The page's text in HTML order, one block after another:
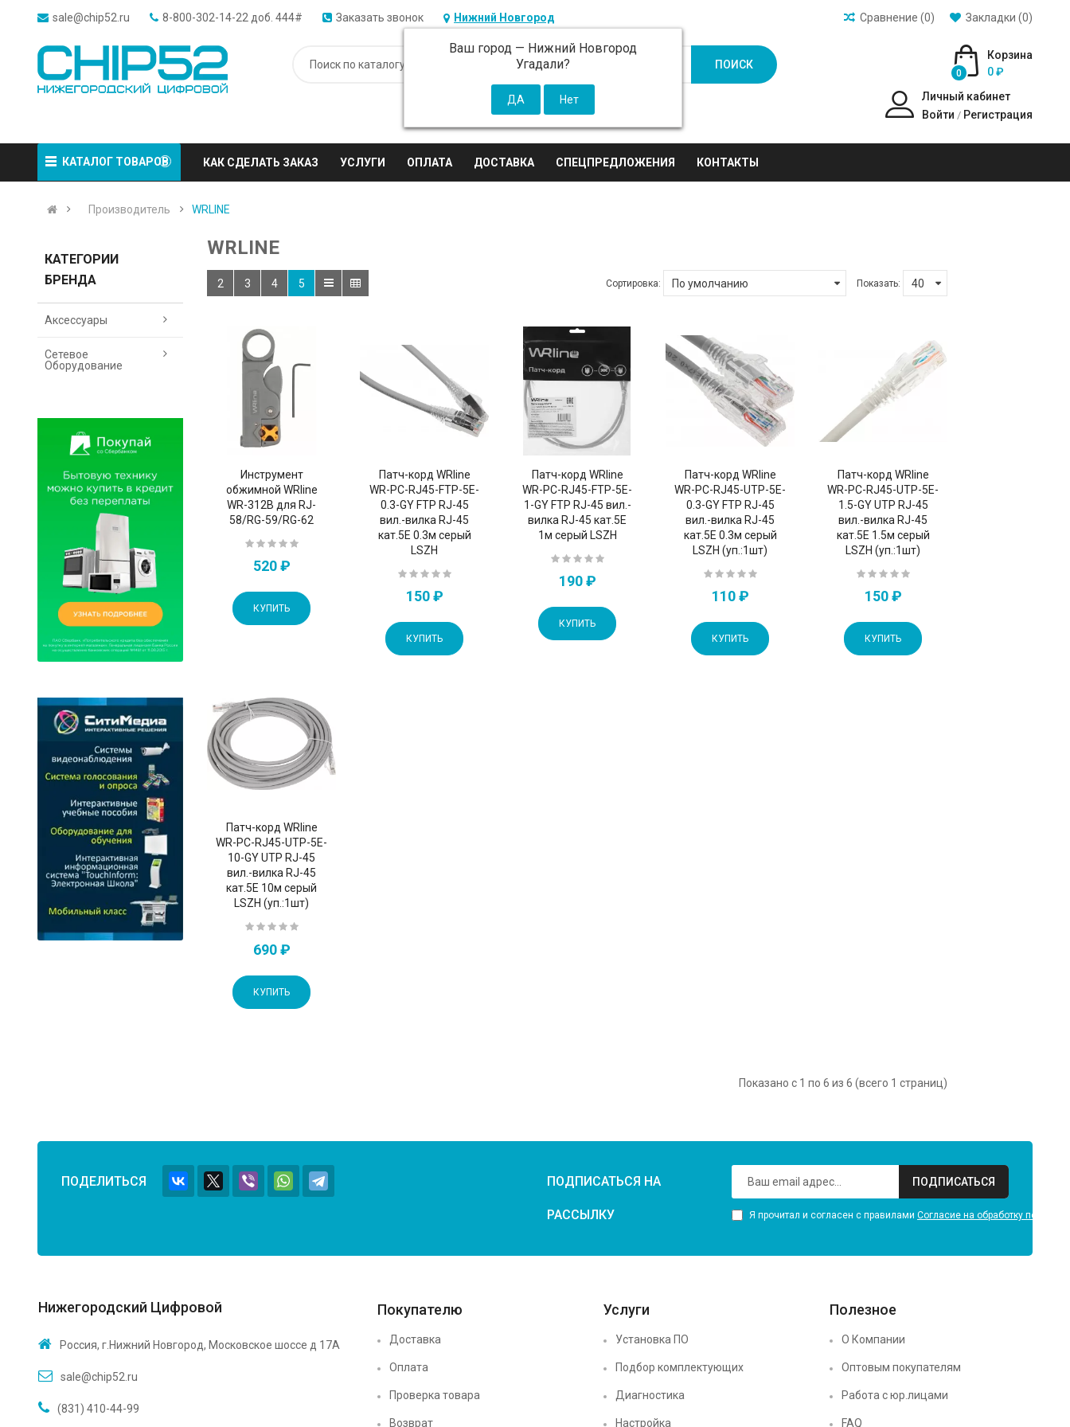
sale@chip52.ru 8-800-302-14-22 доб. 444# Заказать звонок Нижний Новгород
Ваш город — Нижний Новгород
Угадали?
Закладки (0)
Сравнение (0)
ПОИСК
Корзина
0
0 ₽
Личный кабинет
Войти / Регистрация
КАТАЛОГ ТОВАРОВ КАК СДЕЛАТЬ ЗАКАЗ УСЛУГИ ОПЛАТА ДОСТАВКА СПЕЦПРЕДЛОЖЕНИЯ КОНТАКТЫ
Производитель WRLINE
КАТЕГОРИИ
БРЕНДА
Аксессуары
Сетевое
Оборудование
WRLINE
2 3 4 5 Сортировка: Показать:
Инструмент
обжимной WRline
WR-312B для RJ-
58/RG-59/RG-62
520 ₽
КУПИТЬ
Патч-корд WRline
WR-PC-RJ45-FTP-5E-
0.3-GY FTP RJ-45
вил.-вилка RJ-45
кат.5E 0.3м серый
LSZH
150 ₽
КУПИТЬ
Патч-корд WRline
WR-PC-RJ45-FTP-5E-
1-GY FTP RJ-45 вил.-
вилка RJ-45 кат.5E
1м серый LSZH
190 ₽
КУПИТЬ
Патч-корд WRline
WR-PC-RJ45-UTP-5E-
0.3-GY FTP RJ-45
вил.-вилка RJ-45
кат.5E 0.3м серый
LSZH (уп.:1шт)
110 ₽
КУПИТЬ
Патч-корд WRline
WR-PC-RJ45-UTP-5E-
1.5-GY UTP RJ-45
вил.-вилка RJ-45
кат.5E 1.5м серый
LSZH (уп.:1шт)
150 ₽
КУПИТЬ
Патч-корд WRline
WR-PC-RJ45-UTP-5E-
10-GY UTP RJ-45
вил.-вилка RJ-45
кат.5E 10м серый
LSZH (уп.:1шт)
690 ₽
КУПИТЬ
Показано с 1 по 6 из 6 (всего 1 страниц)
ПОДЕЛИТЬСЯ ПОДПИСАТЬСЯ НА
РАССЫЛКУ
ПОДПИСАТЬСЯ
Я прочитал и согласен с правилами Согласие на обработку
Нижегородский Цифровой
Россия, г.Нижний Новгород, Московское шоссе д 17А
sale@chip52.ru
(831) 410-44-99
Покупателю
Доставка
Оплата
Проверка товара
Возврат
Услуги
Установка ПО
Подбор комплектующих
Диагностика
Настройка
Полезное
О Компании
Оптовым покупателям
Работа с юр.лицами
FAQ